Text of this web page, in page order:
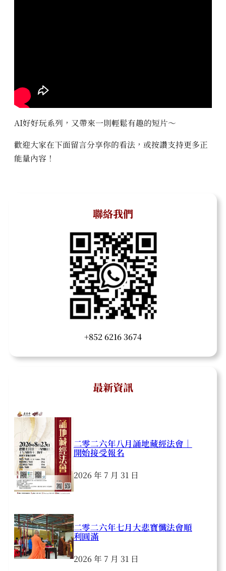
AI好好玩系列，又帶來一則輕鬆有趣的短片～
歡迎大家在下面留言分享你的看法，或按讚支持更多正
能量內容！
聯絡我們
+852 6216 3674
最新資訊
二零二六年八月誦地藏經法會｜
開始接受報名
2026 年 7 月 31 日
二零二六年七月大悲寶懺法會順
利圓滿
2026 年 7 月 31 日